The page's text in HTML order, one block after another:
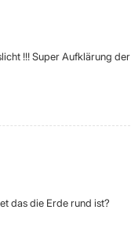
!!! Super Aufklärung
das die Erde rund ist?